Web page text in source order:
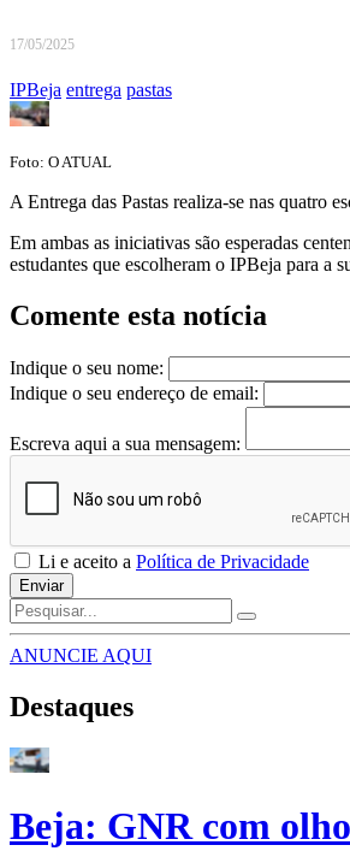
17/05/2025
IPBeja entrega pastas
Foto: O ATUAL
A Entrega das Pastas realiza-se nas quatro
Em ambas as iniciativas são esperadas
estudantes que escolheram o IPBeja para a
Comente esta notícia
Indique o seu nome:
Indique o seu endereço de email:
Escreva aqui a sua mensagem:
Li e aceito a Política de Privacidade
Enviar
ANUNCIE AQUI
Destaques
Beja: GNR com